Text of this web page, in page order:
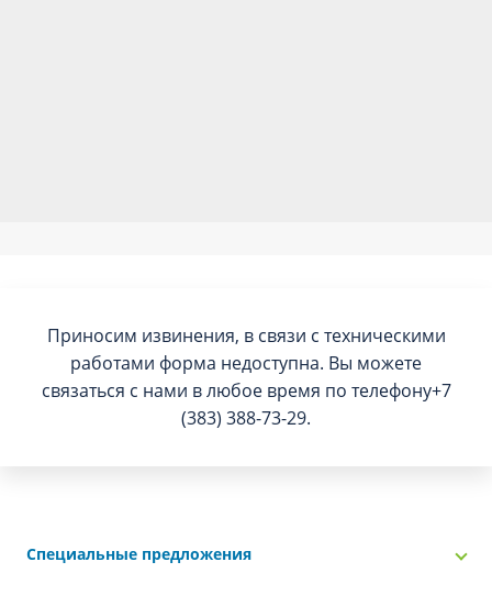
Приносим извинения, в связи с техническими
работами форма недоступна. Вы можете
связаться с нами в любое время по телефону+7
(383) 388-73-29.
Специальные предложения